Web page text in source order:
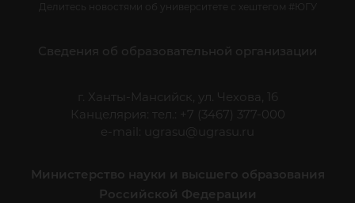
Делитесь новостями об университете с хештегом #ЮГУ
Сведения об образовательной организации
г. Ханты-Мансийск, ул. Чехова, 16
Канцелярия: тел.: +7 (3467) 377-000
e-mail:
ugrasu@ugrasu.ru
Министерство науки и высшего образования
Российской Федерации